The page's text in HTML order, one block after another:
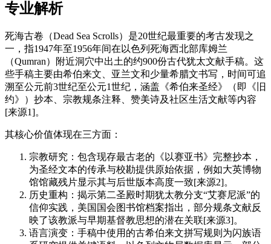
专业解析
死海古卷（Dead Sea Scrolls）是20世纪最重要的考古发现之
一，指1947年至1956年间在以色列死海西北部库姆兰
（Qumran）附近洞穴中出土的约900份古代犹太文献手稿。这
些手稿主要由希伯来文、亚兰文和少量希腊文书写，时间可追
溯至公元前3世纪至公元1世纪，涵盖《希伯来圣经》（即《旧
约》）抄本、宗教规条注释、赞美诗及社区生活文献等内容
[来源1]。
其核心价值体现在三方面：
宗教研究：包含现存最古老的《以赛亚书》完整抄本，
为圣经文本的传承与校勘提供原始依据，例如大英博物
馆馆藏残片显示其与后世版本高度一致[来源2]。
历史重构：揭示第二圣殿时期犹太教分支“艾赛尼派”的
信仰实践，美国国会图书馆档案指出，部分规条文献反
映了该教派与早期基督教思想的潜在关联[来源3]。
语言演变：手稿中使用的古希伯来文拼写规则为闪族语